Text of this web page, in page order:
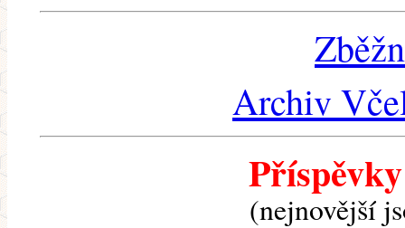
Archiv
(nejnovější